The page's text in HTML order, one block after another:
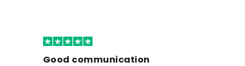
Good communication